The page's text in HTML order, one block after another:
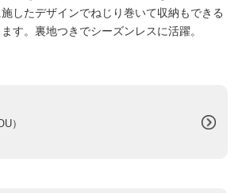
したデザインでねじり巻いて収納もできる
す。裏地つきでシーズンレスに活躍。
）